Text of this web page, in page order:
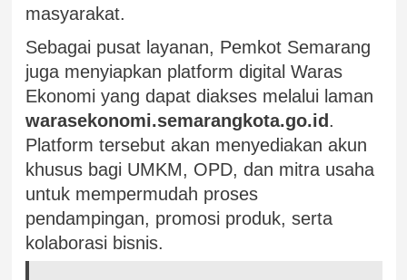
masyarakat.
Sebagai pusat layanan, Pemkot Semarang
juga menyiapkan platform digital Waras
Ekonomi yang dapat diakses melalui laman
warasekonomi.semarangkota.go.id .
Platform tersebut akan menyediakan akun
khusus bagi UMKM, OPD, dan mitra usaha
untuk mempermudah proses
pendampingan, promosi produk, serta
kolaborasi bisnis.